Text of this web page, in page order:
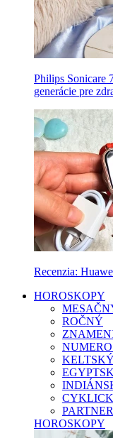
Philips Sonicare
generácie pre
Recenzia:
HOROSKOPY
ROČNÝ
KELTSKÝ
HOROSKOPY